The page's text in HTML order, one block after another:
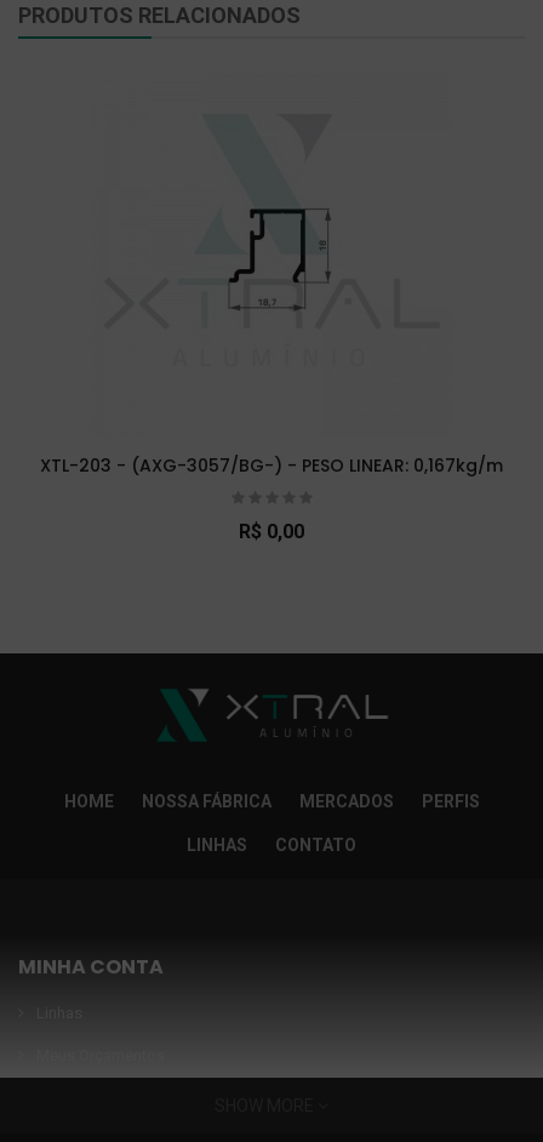
PRODUTOS RELACIONADOS
XTL-203 - (AXG-3057/BG-) - PESO LINEAR: 0,167kg/m
R$ 0,00
HOME NOSSA FÁBRICA MERCADOS PERFIS
LINHAS CONTATO
MINHA CONTA